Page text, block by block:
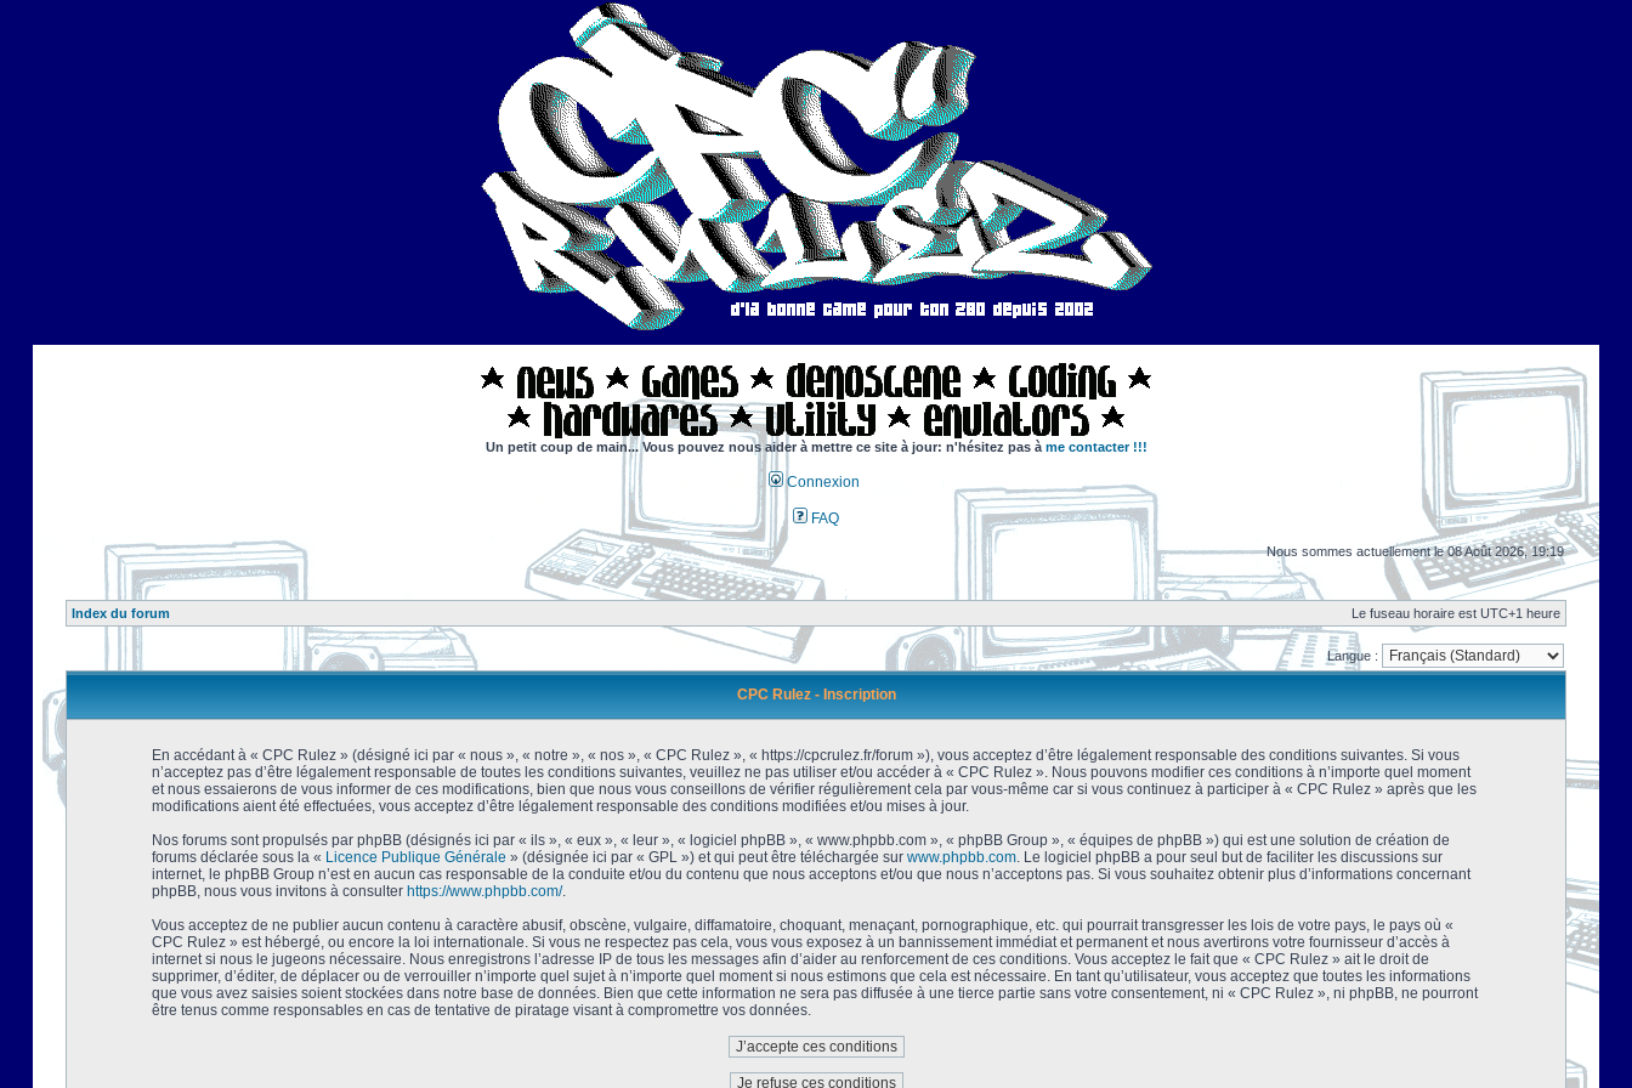
Un petit coup de main... Vous pouvez nous aider à mettre ce site à jour: n'hésitez pas à me contacter !!!
Connexion
FAQ
Nous sommes actuellement le 08 Août 2026, 19:19
Index du forum Le fuseau horaire est UTC+1 heure
Langue :
CPC Rulez - Inscription
En accédant à « CPC Rulez » (désigné ici par « nous », « notre », « nos », « CPC Rulez », « https://cpcrulez.fr/forum »), vous acceptez d’être légalement responsable des conditions suivantes. Si vous
n’acceptez pas d’être légalement responsable de toutes les conditions suivantes, veuillez ne pas utiliser et/ou accéder à « CPC Rulez ». Nous pouvons modifier ces conditions à n’importe quel moment
et nous essaierons de vous informer de ces modifications, bien que nous vous conseillons de vérifier régulièrement cela par vous-même car si vous continuez à participer à « CPC Rulez » après que les
modifications aient été effectuées, vous acceptez d’être légalement responsable des conditions modifiées et/ou mises à jour.
Nos forums sont propulsés par phpBB (désignés ici par « ils », « eux », « leur », « logiciel phpBB », « www.phpbb.com », « phpBB Group », « équipes de phpBB ») qui est une solution de création de
forums déclarée sous la « Licence Publique Générale » (désignée ici par « GPL ») et qui peut être téléchargée sur www.phpbb.com. Le logiciel phpBB a pour seul but de faciliter les discussions sur
internet, le phpBB Group n’est en aucun cas responsable de la conduite et/ou du contenu que nous acceptons et/ou que nous n’acceptons pas. Si vous souhaitez obtenir plus d’informations concernant
phpBB, nous vous invitons à consulter https://www.phpbb.com/.
Vous acceptez de ne publier aucun contenu à caractère abusif, obscène, vulgaire, diffamatoire, choquant, menaçant, pornographique, etc. qui pourrait transgresser les lois de votre pays, le pays où «
CPC Rulez » est hébergé, ou encore la loi internationale. Si vous ne respectez pas cela, vous vous exposez à un bannissement immédiat et permanent et nous avertirons votre fournisseur d’accès à
internet si nous le jugeons nécessaire. Nous enregistrons l’adresse IP de tous les messages afin d’aider au renforcement de ces conditions. Vous acceptez le fait que « CPC Rulez » ait le droit de
supprimer, d’éditer, de déplacer ou de verrouiller n’importe quel sujet à n’importe quel moment si nous estimons que cela est nécessaire. En tant qu’utilisateur, vous acceptez que toutes les informations
que vous avez saisies soient stockées dans notre base de données. Bien que cette information ne sera pas diffusée à une tierce partie sans votre consentement, ni « CPC Rulez », ni phpBB, ne pourront
être tenus comme responsables en cas de tentative de piratage visant à compromettre vos données.